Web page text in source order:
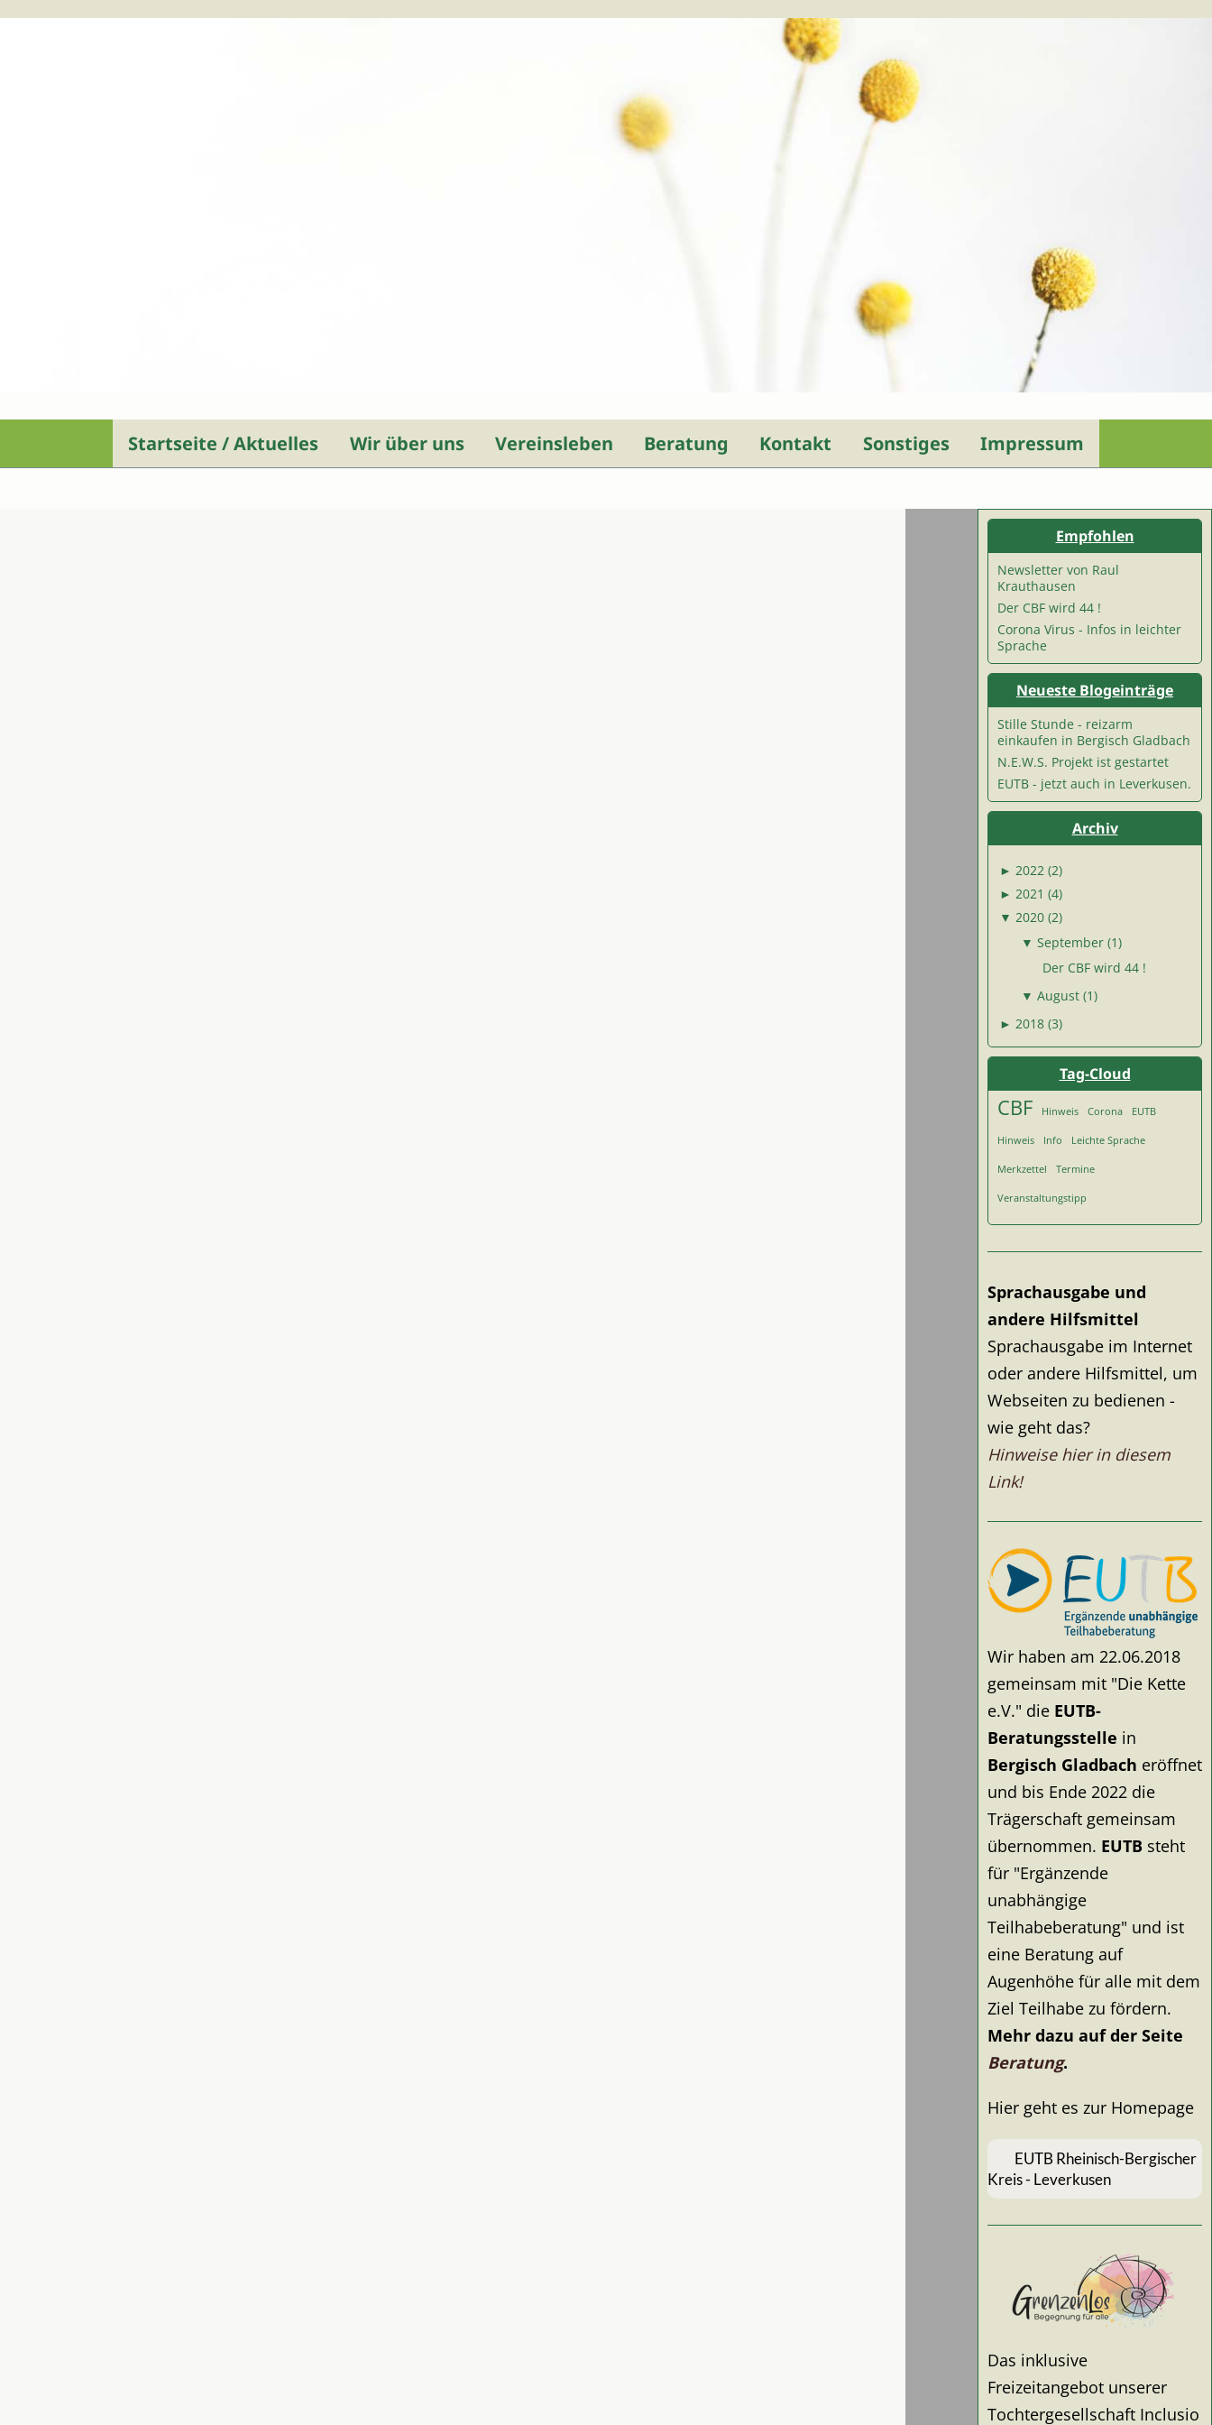
Startseite / Aktuelles Wir über uns Vereinsleben Beratung Kontakt Sonstiges Impressum
Empfohlen
Newsletter von Raul
Krauthausen
Der CBF wird 44 !
Corona Virus - Infos in leichter
Sprache
Neueste Blogeinträge
Stille Stunde - reizarm
einkaufen in Bergisch Gladbach
N.E.W.S. Projekt ist gestartet
EUTB - jetzt auch in Leverkusen.
Archiv
► 2022 (2)
► 2021 (4)
▼ 2020 (2)
▼ September (1)
Der CBF wird 44 !
▼ August (1)
► 2018 (3)
Tag-Cloud
CBF Hinweis Corona EUTB
Hinweis Info Leichte Sprache
Merkzettel Termine
Veranstaltungstipp
Sprachausgabe und
andere Hilfsmittel
Sprachausgabe im Internet
oder andere Hilfsmittel, um
Webseiten zu bedienen -
wie geht das?
Hinweise hier in diesem
Link!
Wir haben am 22.06.2018
gemeinsam mit "Die Kette
e.V." die EUTB-
Beratungsstelle in
Bergisch Gladbach eröffnet
und bis Ende 2022 die
Trägerschaft gemeinsam
übernommen. EUTB steht
für "Ergänzende
unabhängige
Teilhabeberatung" und ist
eine Beratung auf
Augenhöhe für alle mit dem
Ziel Teilhabe zu fördern.
Mehr dazu auf der Seite
Beratung.
Hier geht es zur Homepage
EUTB Rheinisch-Bergischer
Kreis - Leverkusen
Das inklusive
Freizeitangebot unserer
Tochtergesellschaft Inclusio